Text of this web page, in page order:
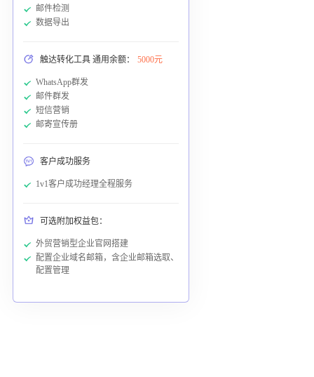
邮件检测
数据导出
触达转化工具 通用余额： 5000元
WhatsApp群发
邮件群发
短信营销
邮寄宣传册
客户成功服务
1v1客户成功经理全程服务
可选附加权益包：
外贸营销型企业官网搭建
配置企业域名邮箱，含企业邮箱选取、
配置管理